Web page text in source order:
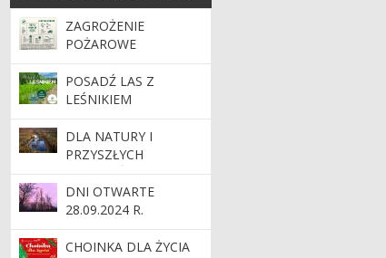
ZAGROŻENIE
POŻAROWE
POSADŹ LAS Z
LEŚNIKIEM
DLA NATURY I
PRZYSZŁYCH
POKOLEŃ
DNI OTWARTE
28.09.2024 R.
CHOINKA DLA ŻYCIA